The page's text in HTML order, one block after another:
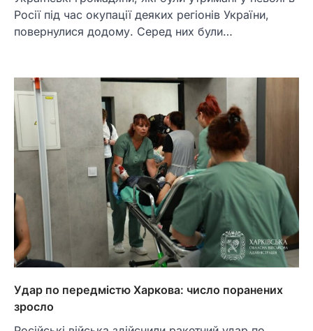
Росії під час окупації деяких регіонів України,
повернулися додому. Серед них були…
Удар по передмістю Харкова: число поранених
зросло